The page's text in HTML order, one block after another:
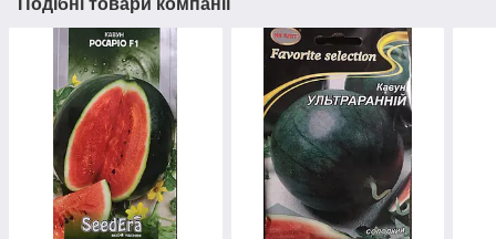
Подібні товари компанії